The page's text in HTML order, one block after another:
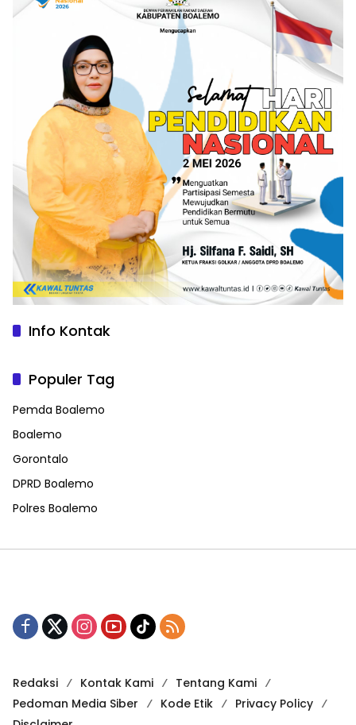
Info Kontak
Populer Tag
Pemda Boalemo
Boalemo
Gorontalo
DPRD Boalemo
Polres Boalemo
Redaksi Kontak Kami
Tentang Kami
Pedoman Media Siber
Kode Etik
Privacy Policy